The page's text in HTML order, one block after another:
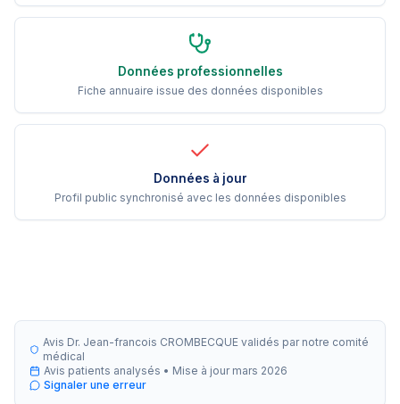
Données professionnelles
Fiche annuaire issue des données disponibles
Données à jour
Profil public synchronisé avec les données disponibles
Avis Dr. Jean-francois CROMBECQUE validés par notre comité
médical
Avis patients analysés • Mise à jour mars 2026
Signaler une erreur